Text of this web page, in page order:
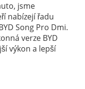
jsme
nabízejí řadu
Song Pro Dmi.
verze BYD
výkon a lepší